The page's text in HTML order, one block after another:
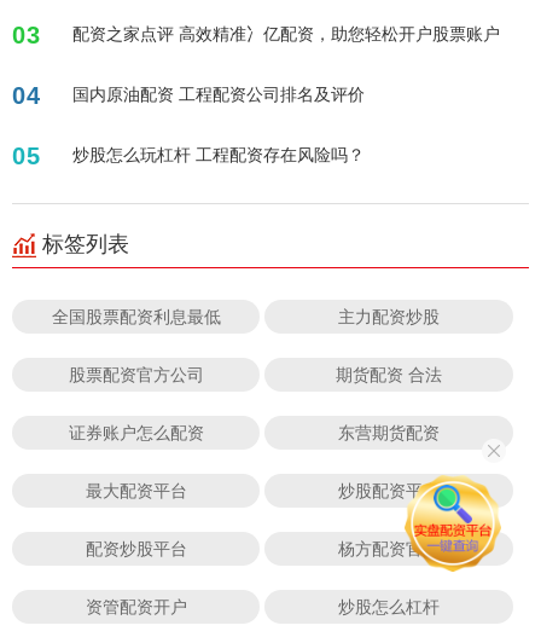
03 配资之家点评 高效精准冫亿配资，助您轻松开户股票账户
04 国内原油配资 工程配资公司排名及评价
05 炒股怎么玩杠杆 工程配资存在风险吗？
标签列表
全国股票配资利息最低 主力配资炒股
股票配资官方公司 期货配资 合法
证券账户怎么配资 东营期货配资
最大配资平台 炒股配资平台
配资炒股平台 杨方配资官网
资管配资开户 炒股怎么杠杆